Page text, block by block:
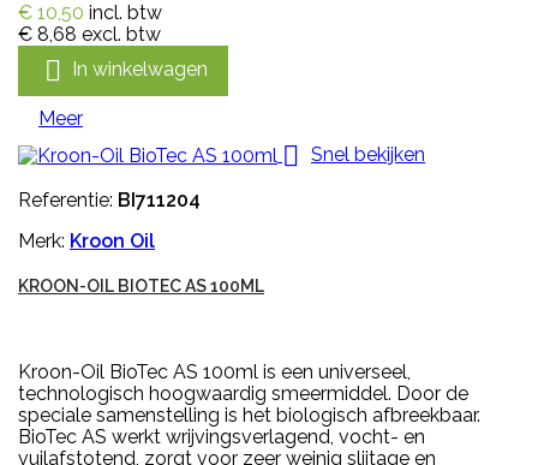
€ 10,50 incl. btw
€ 8,68 excl. btw
 In winkelwagen
Meer

Snel bekijken
Referentie: BI711204
Merk: Kroon Oil
KROON-OIL BIOTEC AS 100ML
Kroon-Oil BioTec AS 100ml is een universeel,
technologisch hoogwaardig smeermiddel. Door de
speciale samenstelling is het biologisch afbreekbaar.
BioTec AS werkt wrijvingsverlagend, vocht- en
vuilafstotend, zorgt voor zeer weinig slijtage en